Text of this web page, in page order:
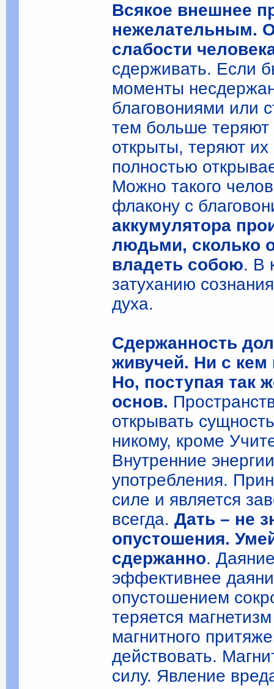
Всякое внешнее
нежелательным.
слабости
сдерживать. Если
моменты
благовониями или
тем больше теряют
открыты, теряют
полностью
Можно такого
флакону с
аккумулятора
людьми, сколько
владеть собою. В
затуханию
духа.
Сдержанность
живучей. Ни с кем
Но, поступая так
основ.
открывать
никому, кроме
Внутренние
употребления.
силе и является
всегда.Дать – не
опустошения.
сдержанно.
эффективнее
опустошением
теряется
магнитного
действовать.
силу. Явление